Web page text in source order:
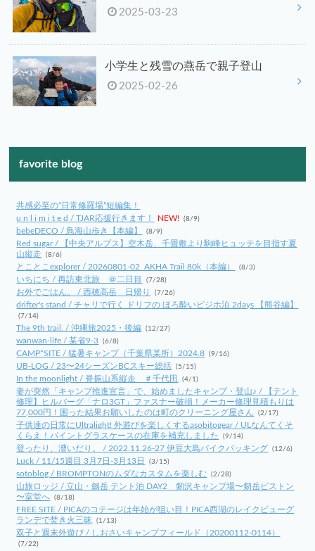
2025-03-23
小学生と残雪の燕岳で親子登山
2025-02-26
favorite blog
共感必至の“日常修羅場”短編集！
u n l i m i t e d / TJAR応援行きます！
NEW! (8/9)
bebeDECO / 鳥海山歩き【本編】 (8/9)
Red sugar / 【中央アルプス】空木岳、千畳敷より駒峰ヒュッテを目指す夏
山縦走
(8/6)
とことこexplorer / 20260801-02_AKHA Trail 80k（本編） (8/3)
いちにち / 再訪東北旅 ＠二日目 (7/28)
お外でごはん。 / 西穂高岳 日帰り (7/26)
drifter's stand / チャリで行く ドリフの ほろ酔いビジホ泊 2days 【熊谷編】
(7/14)
The 9th trail. / 沖縄旅2025・後編 (12/27)
wanwan-life / 某省9-3 (6/8)
CAMP*SITE / 猛暑キャンプ（千葉県某所）2024.8 (9/16)
UB-LOG / 23〜24シーズンBCスキー総括 (5/15)
In the moonlight / 脊振山系縦走 ＃千代田 (4/1)
妻が突然「キャンプ推進宣言」で、始めましたキャンプ・登山♪ / 【テント
修理】ヒルバーグ「ナロ3GT」ファスナー破損！メーカー修理見積もりは
77,000円！困った結果お願いしたのは町のクリーニング屋さん
(2/17)
子供達の日常にUltralight! 外遊びを楽しくするasobitogear / ULなんてくそ
くらえ！パイントグラスケースの在庫を補充しました
(9/14)
登ったり、漕いだり。 / 2022.11.26-27 伊豆大島バイクパッキング (12/6)
Luck / 11/15週目 3月7日-3月13日 (3/15)
sotoblog / BROMPTONのムダなカスタムを楽しむ (2/28)
山旅ロッジ / 立山・劔岳 テント泊 DAY2 剱沢キャンプ場〜剱岳ピストン
〜室堂へ (8/18)
FREE SITE / PICAのコテージは年始が狙い目！PICA西湖のレイクビューグ
ランデで焚き火三昧 (1/13)
双子と週末外遊び / しおさいキャンプフィールド（20200112-0114）
(7/22)